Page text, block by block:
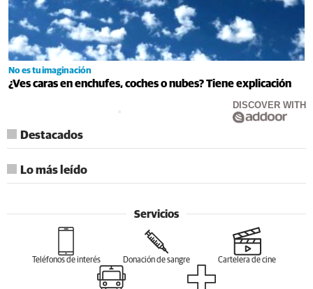
No es tu imaginación
¿Ves caras en enchufes, coches o nubes? Tiene explicación
DISCOVER WITH
Destacados
Lo más leído
Servicios
Teléfonos de interés Donación de sangre Cartelera de cine